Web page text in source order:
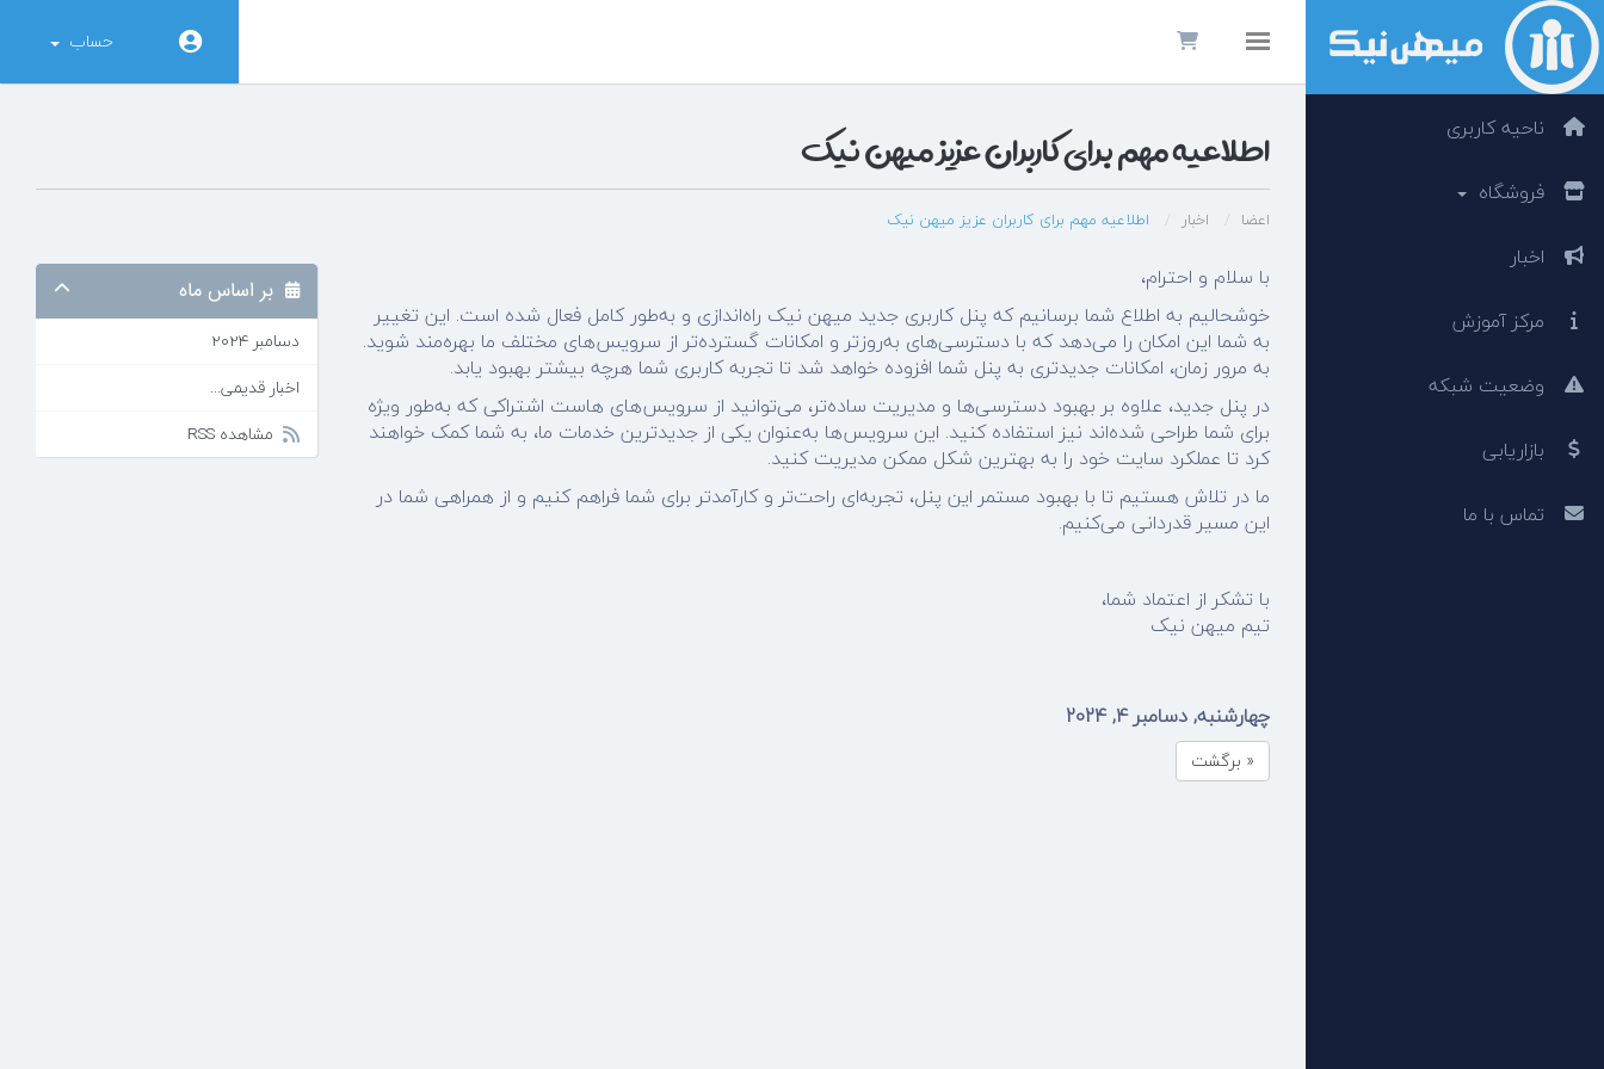
Toggle navigation حساب
ناحیه کاربری
فروشگاه
اخبار
مرکز آموزش
وضعیت شبکه
بازاریابی
تماس با ما
اطلاعیه مهم برای کاربران عزیز میهن نیک
اعضا اخبار اطلاعیه مهم برای کاربران عزیز میهن نیک
بر اساس ماه
دسامبر 2024
اخبار قدیمی...
مشاهده RSS
با سلام و احترام،
خوشحالیم به اطلاع شما برسانیم که پنل کاربری جدید میهن نیک راه‌اندازی و به‌طور کامل فعال شده است. این تغییر
به شما این امکان را می‌دهد که با دسترسی‌های به‌روزتر و امکانات گسترده‌تر از سرویس‌های مختلف ما بهره‌مند شوید.
به مرور زمان، امکانات جدیدتری به پنل شما افزوده خواهد شد تا تجربه کاربری شما هرچه بیشتر بهبود یابد.
در پنل جدید، علاوه بر بهبود دسترسی‌ها و مدیریت ساده‌تر، می‌توانید از سرویس‌های هاست اشتراکی که به‌طور ویژه
برای شما طراحی شده‌اند نیز استفاده کنید. این سرویس‌ها به‌عنوان یکی از جدیدترین خدمات ما، به شما کمک خواهند
کرد تا عملکرد سایت خود را به بهترین شکل ممکن مدیریت کنید.
ما در تلاش هستیم تا با بهبود مستمر این پنل، تجربه‌ای راحت‌تر و کارآمدتر برای شما فراهم کنیم و از همراهی شما در
این مسیر قدردانی می‌کنیم.
با تشکر از اعتماد شما،
تیم میهن نیک
چهارشنبه, دسامبر 4, 2024
« برگشت